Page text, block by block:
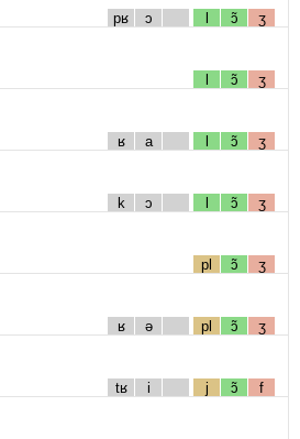
pʁ ɔ l ɔ̃ ʒ
l ɔ̃ ʒ
ʁ a l ɔ̃ ʒ
k ɔ l ɔ̃ ʒ
pl ɔ̃ ʒ
ʁ ə pl ɔ̃ ʒ
tʁ i j ɔ̃ f